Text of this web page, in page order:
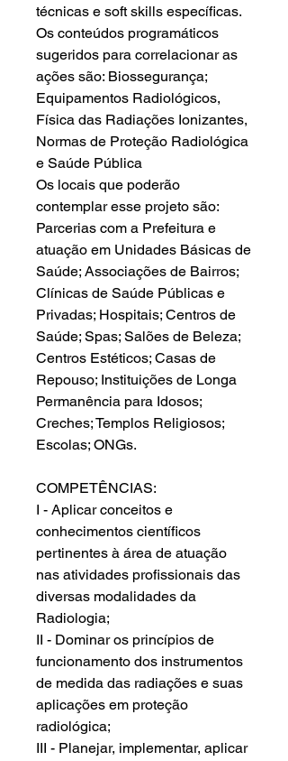
técnicas e soft skills específicas.
Os conteúdos programáticos
sugeridos para correlacionar as
ações são: Biossegurança;
Equipamentos Radiológicos,
Física das Radiações Ionizantes,
Normas de Proteção Radiológica
e Saúde Pública
Os locais que poderão
contemplar esse projeto são:
Parcerias com a Prefeitura e
atuação em Unidades Básicas de
Saúde; Associações de Bairros;
Clínicas de Saúde Públicas e
Privadas; Hospitais; Centros de
Saúde; Spas; Salões de Beleza;
Centros Estéticos; Casas de
Repouso; Instituições de Longa
Permanência para Idosos;
Creches; Templos Religiosos;
Escolas; ONGs.
COMPETÊNCIAS:
I - Aplicar conceitos e
conhecimentos científicos
pertinentes à área de atuação
nas atividades profissionais das
diversas modalidades da
Radiologia;
II - Dominar os princípios de
funcionamento dos instrumentos
de medida das radiações e suas
aplicações em proteção
radiológica;
III - Planejar, implementar, aplicar